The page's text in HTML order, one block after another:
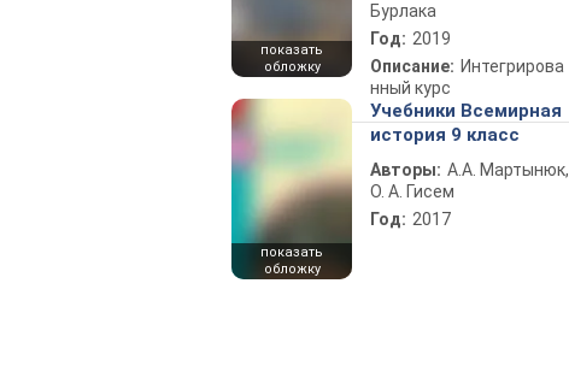
показать
обложку
Бурлака
Год: 2019
Описание: Интегрирова
нный курс
показать
обложку
Учебники Всемирная
история 9 класс
Авторы: А.А. Мартынюк,
О. А. Гисем
Год: 2017